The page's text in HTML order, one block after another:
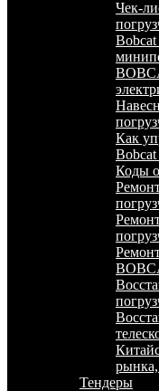
Чек-
Как
Bobcat
Коды
Тендеры